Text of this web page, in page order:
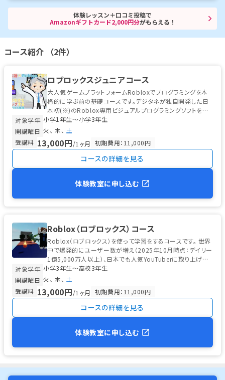
体験レッスン＋口コミ投稿で
Amazonギフトカード2,000円分がもらえる！
コース紹介 （2件）
ロブロックスジュニアコース
大人気ゲームプラットフォームRobloxでプログラミングを本
格的に学ぶ前の基礎コースです。デジタネが独自開発した日
本初(※)のRoblox専用ビジュアルプログラミングソフトを使
って学ぶので、プロ...
対象学年 小学1年生〜小学3年生
開講曜日 火 木
土
受講料 13,000円/1ヶ月 初期費用：11,000円
コースの詳細を見る
体験教室に申し込む
Roblox（ロブロックス）コース
Roblox（ロブロックス）を使って学習をするコースです。 世界
中で爆発的にユーザー数が増え（2025年10月時点：デイリー
1億5,000万人以上）、日本でも人気YouTuberに取り上げら
れ...
対象学年 小学3年生〜高校3年生
開講曜日 火 木
土
受講料 13,000円/1ヶ月 初期費用：11,000円
コースの詳細を見る
体験教室に申し込む